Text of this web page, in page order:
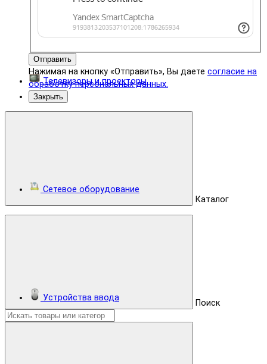
Отправить
Нажимая на кнопку «Отправить», Вы даете согласие на
обработку персональных данных.
Закрыть
Каталог
Поиск
Телевизоры и проекторы
Сетевое оборудование
Устройства ввода